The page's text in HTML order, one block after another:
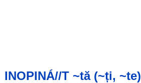
INOPINÁ//T ~tă (~ți, ~te)